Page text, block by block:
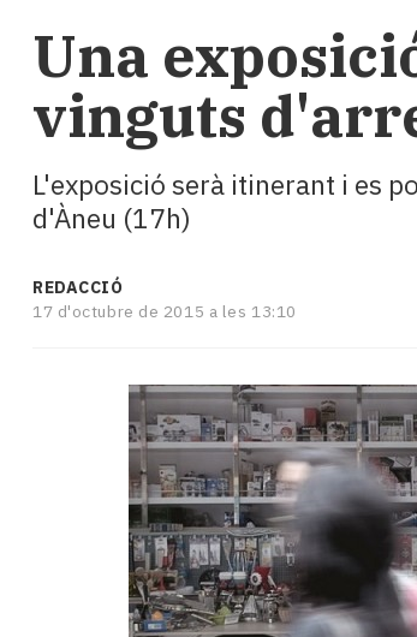
turisme
Cultura
Esports
Mai
TV
i
temps
Reportatges
Enquestes
Subscriptors
newsletter
Una
vinguts
L'exposició serà itinerant i es
d'Àneu (17h)
REDACCIÓ
17 d'octubre de 2015 a les 13:10